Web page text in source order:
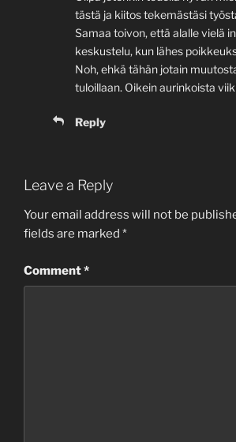
tästä ja kiitos tekemästäsi
Samaa toivon, että alalle vielä
keskustelu, kun lähes
Noh, ehkä tähän jotain
tuloillaan. Oikein aurinkoista
Reply
Leave a Reply
Your email address will not be
fields are marked *
Comment*